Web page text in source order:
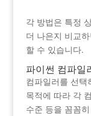
각 방법은 특정
더 나은지 비교
할 수 있습니다.
파이썬 컴파일
컴파일러를 선택
목적에 따라 각
수준 등을 꼼꼼